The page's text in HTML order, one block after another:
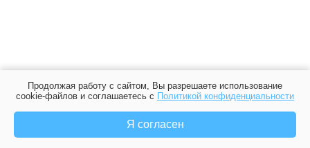
Продолжая работу с сайтом, Вы разрешаете использование
cookie-файлов и соглашаетесь с Политикой конфиденциальности
Я согласен